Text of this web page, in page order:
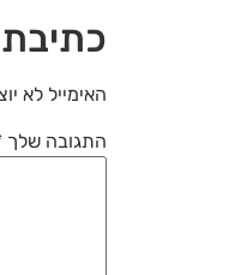
האימייל לא
התגובה שלך